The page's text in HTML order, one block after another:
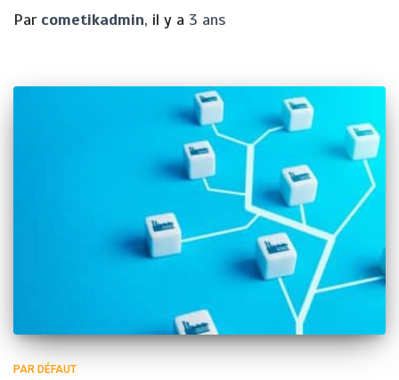
Par cometikadmin, il y a 3 ans
PAR DÉFAUT